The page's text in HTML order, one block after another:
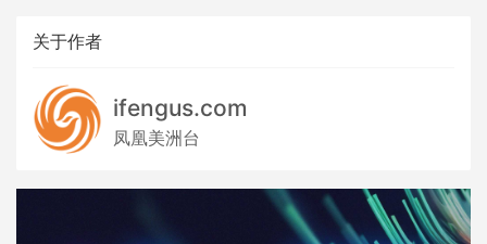
关于作者
ifengus.com
凤凰美洲台